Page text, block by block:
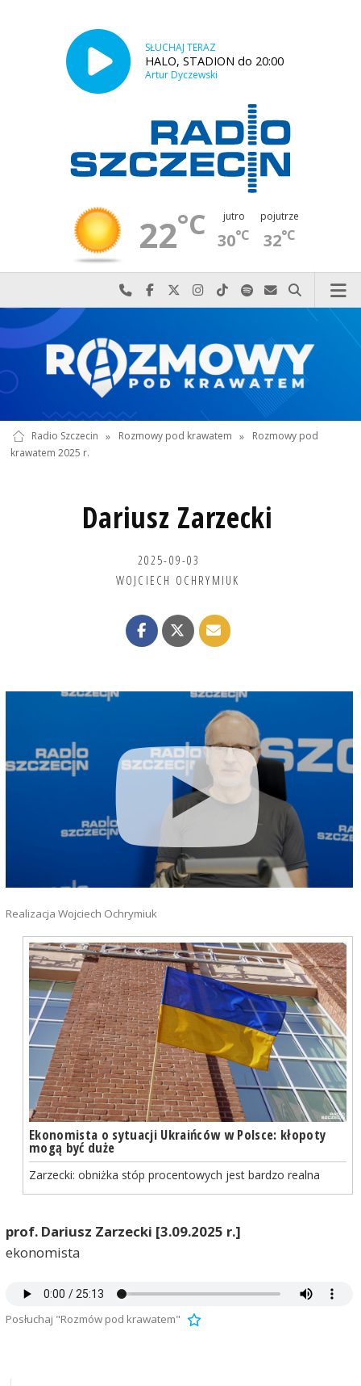
SŁUCHAJ TERAZ
HALO, STADION do 20:00
Artur Dyczewski
22°C jutro
30°C
pojutrze
32°C
Najlepiej po prostu do nas zadzwoń
Odwiedź nas na Facebook-u
Odwiedź nas na X
Odwiedź nas na Instagram-ie
Odwiedź nas na TikTok-u
Szukaj nas na Spotify
Wyślij do nas
Szukaj
Radio Szczecin » Rozmowy pod krawatem »
Rozmowy pod
krawatem 2025 r.
Dariusz Zarzecki
2025-09-03
WOJCIECH OCHRYMIUK
Realizacja Wojciech Ochrymiuk
Ekonomista o sytuacji Ukraińców w Polsce: kłopoty
mogą być duże
Zarzecki: obniżka stóp procentowych jest bardzo realna
prof. Dariusz Zarzecki [3.09.2025 r.]
ekonomista
Posłuchaj "Rozmów pod krawatem"